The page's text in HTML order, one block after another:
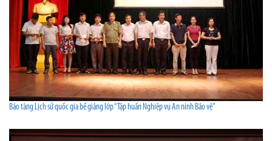
Bảo tàng Lịch sử quốc gia bế giảng lớp “Tập huấn Nghiệp vụ An ninh Bảo vệ”